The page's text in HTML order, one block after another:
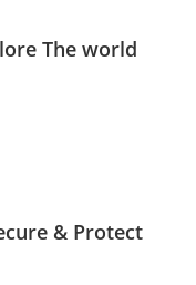
The world
& Protect